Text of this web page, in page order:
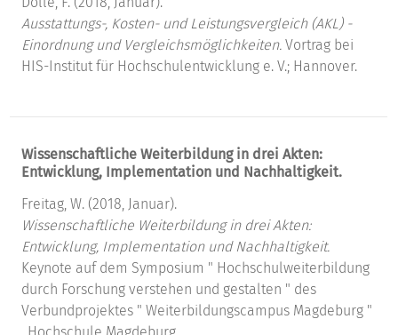
Ausstattungs-, Kosten- und Leistungsvergleich (AKL) -
Einordnung und Vergleichsmöglichkeiten. Vortrag bei
HIS-Institut für Hochschulentwicklung e. V.; Hannover.
Wissenschaftliche Weiterbildung in drei Akten:
Entwicklung, Implementation und Nachhaltigkeit.
Freitag, W. (2018, Januar).
Wissenschaftliche Weiterbildung in drei Akten:
Entwicklung, Implementation und Nachhaltigkeit.
Keynote auf dem Symposium " Hochschulweiterbildung
durch Forschung verstehen und gestalten " des
Verbundprojektes " Weiterbildungscampus Magdeburg "